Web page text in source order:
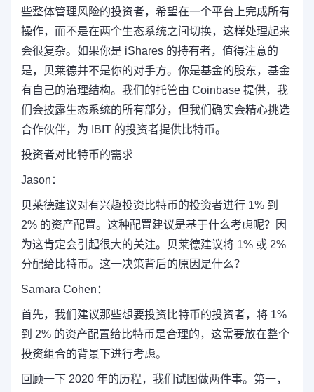
些整体管理风险的投资者，希望在一个平台上完成所有
操作，而不是在两个生态系统之间切换，这样处理起来
会很复杂。如果你是 iShares 的持有者，值得注意的
是，贝莱德并不是你的对手方。你是基金的股东，基金
有自己的治理结构。我们的托管由 Coinbase 提供，我
们会披露生态系统的所有部分，但我们确实会精心挑选
合作伙伴，为 IBIT 的投资者提供比特币。
投资者对比特币的需求
Jason：
贝莱德建议对有兴趣投资比特币的投资者进行 1% 到
2% 的资产配置。这种配置建议是基于什么考虑呢？因
为这肯定会引起很大的关注。贝莱德建议将 1% 或 2%
分配给比特币。这一决策背后的原因是什么？
Samara Cohen：
首先，我们建议那些想要投资比特币的投资者，将 1%
到 2% 的资产配置给比特币是合理的，这需要放在整个
投资组合的背景下进行考虑。
回顾一下 2020 年的历程，我们试图做两件事。第一，